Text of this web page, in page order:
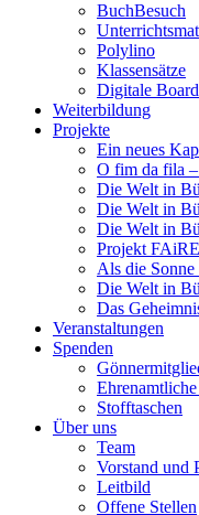
BuchBesuch
Polylino
Klassensätze
Digitale
Weiterbildung
Projekte
Ein neues
O fim da fila
Die Welt in
Die Welt in
Die Welt in
Projekt
Als die
Die Welt in
Das
Veranstaltungen
Spenden
Stofftaschen
Über uns
Team
Vorstand und
Leitbild
Offene Stellen